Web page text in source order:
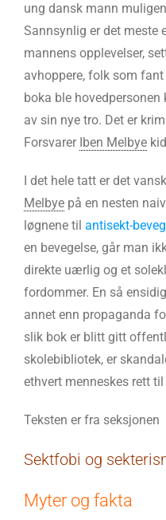
ung dansk mann
Sannsynlig er det meste
mannens opplevelser,
avhoppere, folk som
boka ble hovedpersonen
av sin nye tro. Det er
Forsvarer Iben Melbye
I det hele tatt er det
Melbye på en nesten
løgnene til antisekt-
en bevegelse, går man
direkte uærlig og et
fordommer. En så
annet enn propaganda
slik bok er blitt gitt
skolebibliotek, er
ethvert menneskes rett
Teksten er fra seksjonen
Sektfobi og
Myter og fakta